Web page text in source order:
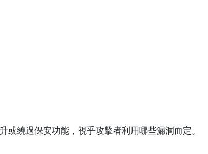
繞過保安功能，視乎攻擊者利用哪些漏洞而定。